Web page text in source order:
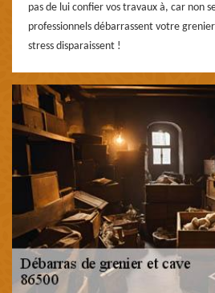
pas de lui confier vos travaux à, car non
professionnels débarrassent votre
stress disparaissent !